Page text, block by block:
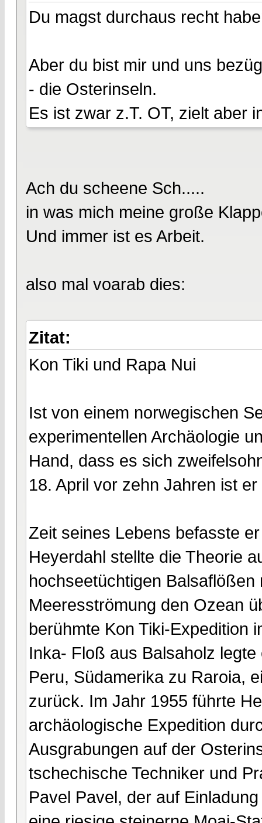
Du magst durchaus recht
Aber du bist mir und uns
- die Osterinseln.
Es ist zwar z.T. OT, zielt aber
Ach du scheene Sch.....
in was mich meine große
Und immer ist es Arbeit.
also mal voarab dies:
Zitat:
Kon Tiki und Rapa Nui
Ist von einem norwegischen
experimentellen Archäologie
Hand, dass es sich
18. April vor zehn Jahren ist
Zeit seines Lebens befasste
Heyerdahl stellte die Theorie
hochseetüchtigen
Meeresströmung den Ozean
berühmte Kon Tiki-Expedition
Inka- Floß aus Balsaholz
Peru, Südamerika zu Raroia,
zurück. Im Jahr 1955 führte
archäologische Expedition
Ausgrabungen auf der
tschechische Techniker und
Pavel Pavel, der auf